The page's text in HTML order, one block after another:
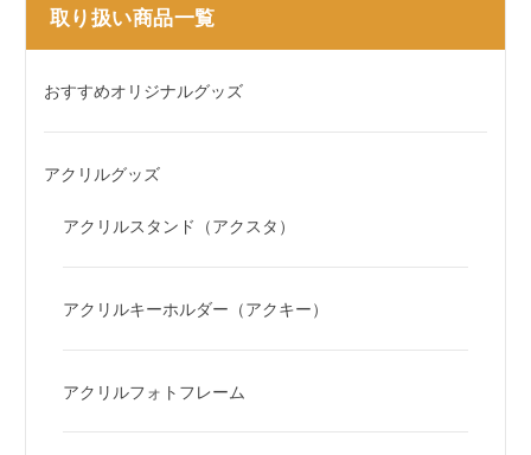
取り扱い商品一覧
おすすめオリジナルグッズ
アクリルグッズ
アクリルスタンド（アクスタ）
アクリルキーホルダー（アクキー）
アクリルフォトフレーム